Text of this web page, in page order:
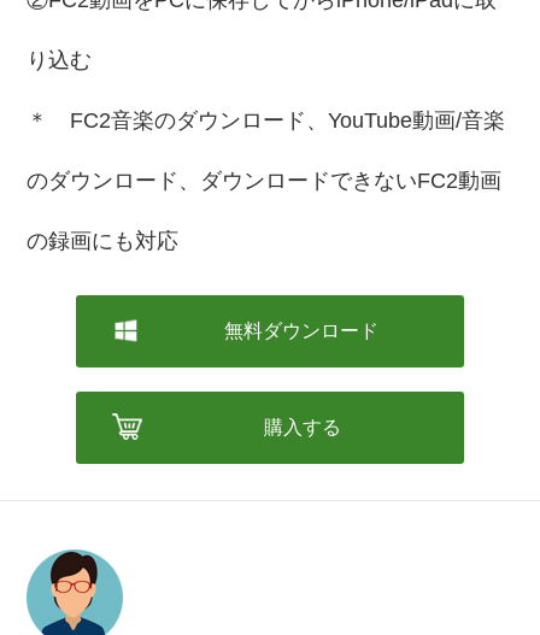
り込む
＊ FC2音楽のダウンロード、YouTube動画/音楽
のダウンロード、ダウンロードできないFC2動画
の録画にも対応
無料ダウンロード
購入する